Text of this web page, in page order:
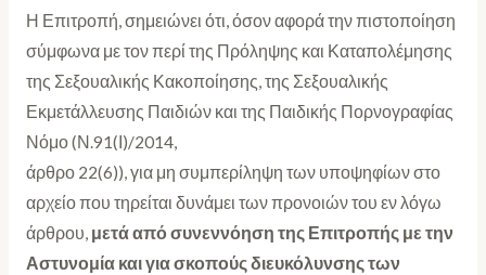
Η Επιτροπή, σημειώνει ότι, όσον αφορά την πιστοποίηση
σύμφωνα με τον περί της Πρόληψης και Καταπολέμησης
της Σεξουαλικής Κακοποίησης, της Σεξουαλικής
Εκμετάλλευσης Παιδιών και της Παιδικής Πορνογραφίας
Νόμο (Ν.91(Ι)/2014,
άρθρο 22(6)), για μη συμπερίληψη των υποψηφίων στο
αρχείο που τηρείται δυνάμει των προνοιών του εν λόγω
άρθρου,μετά από συνεννόηση της Επιτροπής με την
Αστυνομία και για σκοπούς διευκόλυνσης των